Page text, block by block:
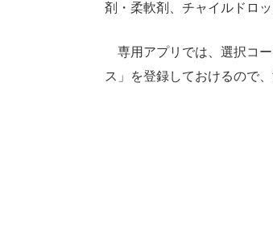
剤・柔軟剤、チャイルドロ
専用アプリでは、選択コ
ス」を登録しておけるので